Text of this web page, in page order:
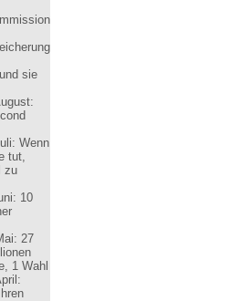
sie
Wenn
tut,
zu
10
27
1 Wahl